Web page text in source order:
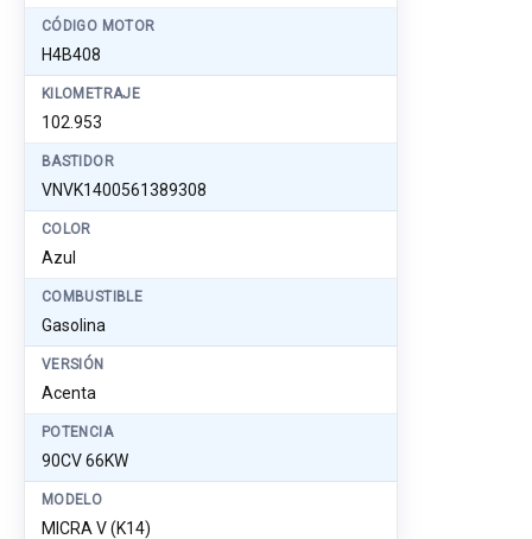
CÓDIGO MOTOR
H4B408
KILOMETRAJE
102.953
BASTIDOR
VNVK1400561389308
COLOR
Azul
COMBUSTIBLE
Gasolina
VERSIÓN
Acenta
POTENCIA
90CV 66KW
MODELO
MICRA V (K14)